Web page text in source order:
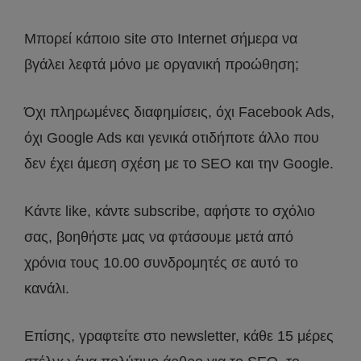
Μπορεί κάποιο site στο Internet σήμερα να
βγάλει λεφτά μόνο με οργανική προώθηση;
Όχι πληρωμένες διαφημίσεις, όχι Facebook Ads,
όχι Google Ads και γενικά οτιδήποτε άλλο που
δεν έχει άμεση σχέση με το SEO και την Google.
Κάντε like, κάντε subscribe, αφήστε το σχόλιο
σας, βοηθήστε μας να φτάσουμε μετά από
χρόνια τους 10.00 συνδρομητές σε αυτό το
κανάλι.
Επίσης, γραφτείτε στο newsletter, κάθε 15 μέρες